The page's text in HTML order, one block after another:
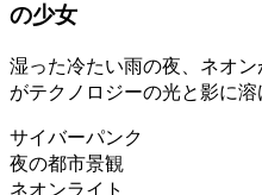
の少女
湿った冷たい雨の夜、ネオ
がテクノロジーの光と影に溶
サイバーパンク
夜の都市景観
ネオンライト